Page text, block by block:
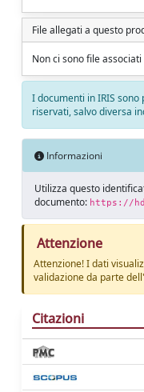
File allegati a questo
Non ci sono file
I documenti in IRIS
riservati, salvo diversa
Informazioni
Utilizza questo
documento: https://
Attenzione
Attenzione! I dati
validazione da parte
Citazioni